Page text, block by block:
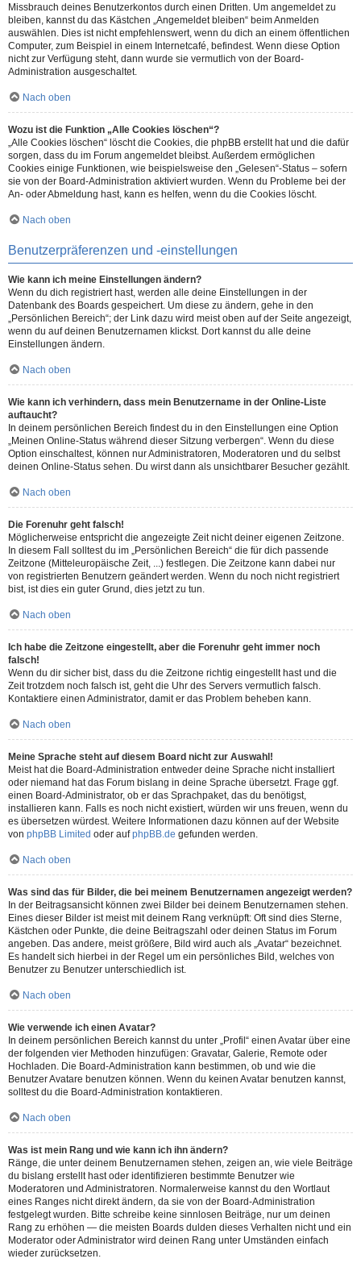
Missbrauch deines Benutzerkontos durch einen Dritten. Um angemeldet zu
bleiben, kannst du das Kästchen „Angemeldet bleiben“ beim Anmelden
auswählen. Dies ist nicht empfehlenswert, wenn du dich an einem öffentlichen
Computer, zum Beispiel in einem Internetcafé, befindest. Wenn diese Option
nicht zur Verfügung steht, dann wurde sie vermutlich von der Board-
Administration ausgeschaltet.
Nach oben
Wozu ist die Funktion „Alle Cookies löschen“?
„Alle Cookies löschen“ löscht die Cookies, die phpBB erstellt hat und die dafür
sorgen, dass du im Forum angemeldet bleibst. Außerdem ermöglichen
Cookies einige Funktionen, wie beispielsweise den „Gelesen“-Status – sofern
sie von der Board-Administration aktiviert wurden. Wenn du Probleme bei der
An- oder Abmeldung hast, kann es helfen, wenn du die Cookies löscht.
Nach oben
Benutzerpräferenzen und -einstellungen
Wie kann ich meine Einstellungen ändern?
Wenn du dich registriert hast, werden alle deine Einstellungen in der
Datenbank des Boards gespeichert. Um diese zu ändern, gehe in den
„Persönlichen Bereich“; der Link dazu wird meist oben auf der Seite angezeigt,
wenn du auf deinen Benutzernamen klickst. Dort kannst du alle deine
Einstellungen ändern.
Nach oben
Wie kann ich verhindern, dass mein Benutzername in der Online-Liste
auftaucht?
In deinem persönlichen Bereich findest du in den Einstellungen eine Option
„Meinen Online-Status während dieser Sitzung verbergen“. Wenn du diese
Option einschaltest, können nur Administratoren, Moderatoren und du selbst
deinen Online-Status sehen. Du wirst dann als unsichtbarer Besucher gezählt.
Nach oben
Die Forenuhr geht falsch!
Möglicherweise entspricht die angezeigte Zeit nicht deiner eigenen Zeitzone.
In diesem Fall solltest du im „Persönlichen Bereich“ die für dich passende
Zeitzone (Mitteleuropäische Zeit, ...) festlegen. Die Zeitzone kann dabei nur
von registrierten Benutzern geändert werden. Wenn du noch nicht registriert
bist, ist dies ein guter Grund, dies jetzt zu tun.
Nach oben
Ich habe die Zeitzone eingestellt, aber die Forenuhr geht immer noch
falsch!
Wenn du dir sicher bist, dass du die Zeitzone richtig eingestellt hast und die
Zeit trotzdem noch falsch ist, geht die Uhr des Servers vermutlich falsch.
Kontaktiere einen Administrator, damit er das Problem beheben kann.
Nach oben
Meine Sprache steht auf diesem Board nicht zur Auswahl!
Meist hat die Board-Administration entweder deine Sprache nicht installiert
oder niemand hat das Forum bislang in deine Sprache übersetzt. Frage ggf.
einen Board-Administrator, ob er das Sprachpaket, das du benötigst,
installieren kann. Falls es noch nicht existiert, würden wir uns freuen, wenn du
es übersetzen würdest. Weitere Informationen dazu können auf der Website
von phpBB Limited oder aufphpBB.de gefunden werden.
Nach oben
Was sind das für Bilder, die bei meinem Benutzernamen angezeigt werden?
In der Beitragsansicht können zwei Bilder bei deinem Benutzernamen stehen.
Eines dieser Bilder ist meist mit deinem Rang verknüpft: Oft sind dies Sterne,
Kästchen oder Punkte, die deine Beitragszahl oder deinen Status im Forum
angeben. Das andere, meist größere, Bild wird auch als „Avatar“ bezeichnet.
Es handelt sich hierbei in der Regel um ein persönliches Bild, welches von
Benutzer zu Benutzer unterschiedlich ist.
Nach oben
Wie verwende ich einen Avatar?
In deinem persönlichen Bereich kannst du unter „Profil“ einen Avatar über eine
der folgenden vier Methoden hinzufügen: Gravatar, Galerie, Remote oder
Hochladen. Die Board-Administration kann bestimmen, ob und wie die
Benutzer Avatare benutzen können. Wenn du keinen Avatar benutzen kannst,
solltest du die Board-Administration kontaktieren.
Nach oben
Was ist mein Rang und wie kann ich ihn ändern?
Ränge, die unter deinem Benutzernamen stehen, zeigen an, wie viele Beiträge
du bislang erstellt hast oder identifizieren bestimmte Benutzer wie
Moderatoren und Administratoren. Normalerweise kannst du den Wortlaut
eines Ranges nicht direkt ändern, da sie von der Board-Administration
festgelegt wurden. Bitte schreibe keine sinnlosen Beiträge, nur um deinen
Rang zu erhöhen — die meisten Boards dulden dieses Verhalten nicht und ein
Moderator oder Administrator wird deinen Rang unter Umständen einfach
wieder zurücksetzen.